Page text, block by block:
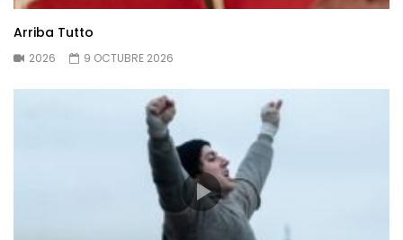
Arriba Tutto
2026 9 OCTUBRE 2026